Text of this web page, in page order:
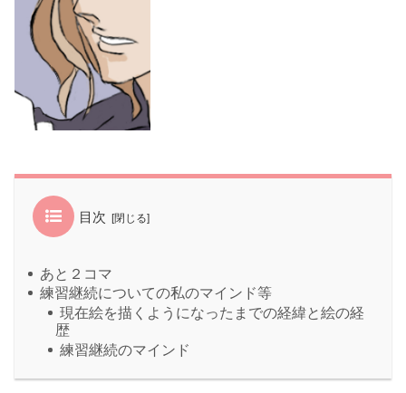
目次
あと２コマ
練習継続についての私のマインド等
現在絵を描くようになったまでの経緯と絵の経
歴
練習継続のマインド